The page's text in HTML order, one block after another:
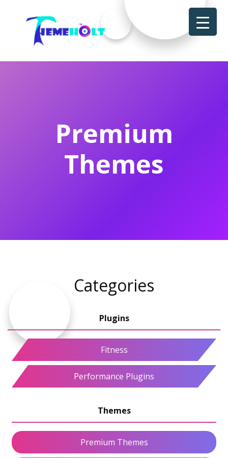
Premium
Themes
Categories
Fitness
Performance Plugins
Premium Themes